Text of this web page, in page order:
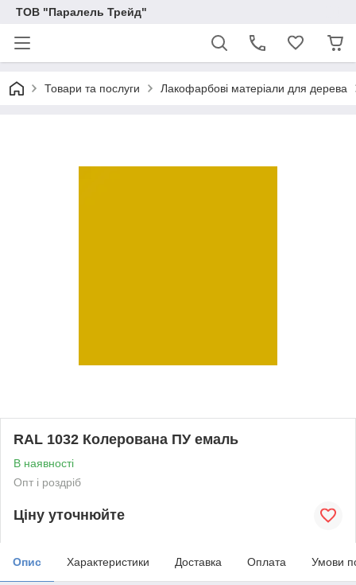
ТОВ "Паралель Трейд"
Товари та послуги Лакофарбові матеріали для дерева
RAL 1032 Колерована ПУ емаль
В наявності
Опт і роздріб
Ціну уточнюйте
Опис Характеристики Доставка Оплата Умови